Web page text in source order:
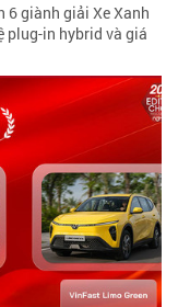
6 giành giải Xe Xanh
plug-in hybrid và giá